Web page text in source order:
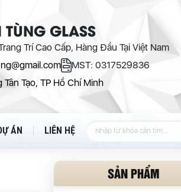
GLASS
Trí Cao Cấp, Hàng Đầu Tại Việt Nam
MST: 0317529836
Tạo, TP Hồ Chí Minh
ÁN LIÊN HỆ
SẢN PHẨM